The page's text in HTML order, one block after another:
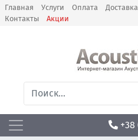
Главная Услуги Оплата Доставка
Контакты
Акции
+38